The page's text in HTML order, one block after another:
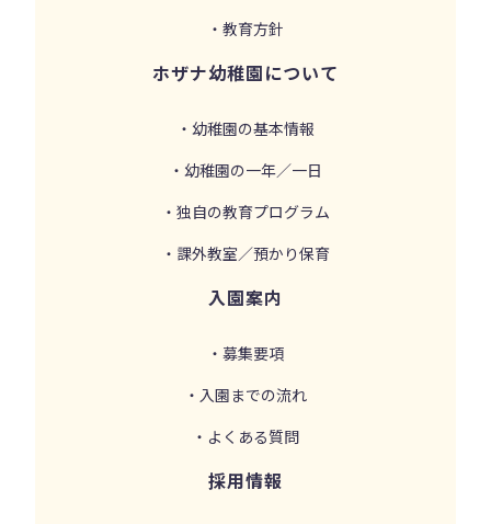
・教育方針
ホザナ幼稚園について
・幼稚園の基本情報
・幼稚園の一年／一日
・独自の教育プログラム
・課外教室／預かり保育
入園案内
・募集要項
・入園までの流れ
・よくある質問
採用情報